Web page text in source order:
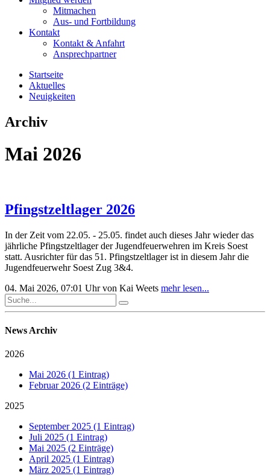
Mitmachen
Aus- und Fortbildung
Kontakt
Kontakt & Anfahrt
Ansprechpartner
Startseite
Aktuelles
Neuigkeiten
Archiv
Mai 2026
Pfingstzeltlager 2026
In der Zeit vom 22.05. - 25.05. findet auch dieses Jahr wieder das
jährliche Pfingstzeltlager der Jugendfeuerwehren im Kreis Soest
statt. Ausrichter für das 51. Pfingstzeltlager ist in diesem Jahr die
Jugendfeuerwehr Soest Zug 3&4.
04. Mai 2026, 07:01 Uhr von Kai Weets mehr lesen...
News Archiv
2026
Mai 2026 (1 Eintrag)
Februar 2026 (2 Einträge)
2025
September 2025 (1 Eintrag)
Juli 2025 (1 Eintrag)
Mai 2025 (2 Einträge)
April 2025 (1 Eintrag)
März 2025 (1 Eintrag)